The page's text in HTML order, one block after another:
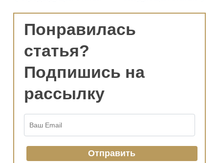
Понравилась
статья?
Подпишись на
рассылку